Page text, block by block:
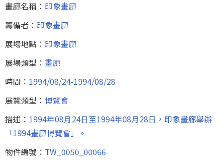
畫廊名稱： 印象畫廊
籌備者： 印象畫廊
展場地點： 印象畫廊
展場類型： 畫廊
時間： 1994/08/24-1994/08/28
展覽類型： 博覽會
描述： 1994年08月24日至1994年08月28日，印象畫廊舉辦
「1994畫廊博覽會」。
物件編號： TW_0050_00066